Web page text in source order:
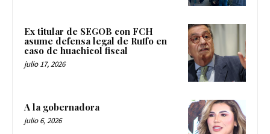
Ex titular de SEGOB con FCH
asume defensa legal de Ruffo en
caso de huachicol fiscal
julio 17, 2026
A la gobernadora
julio 6, 2026